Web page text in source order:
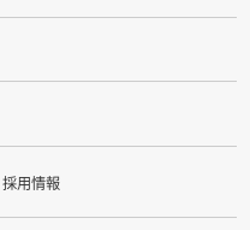
採用情報